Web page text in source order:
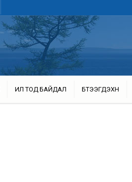
ИЛ ТОД БАЙДАЛ БҮТЭЭГДЭХҮҮН